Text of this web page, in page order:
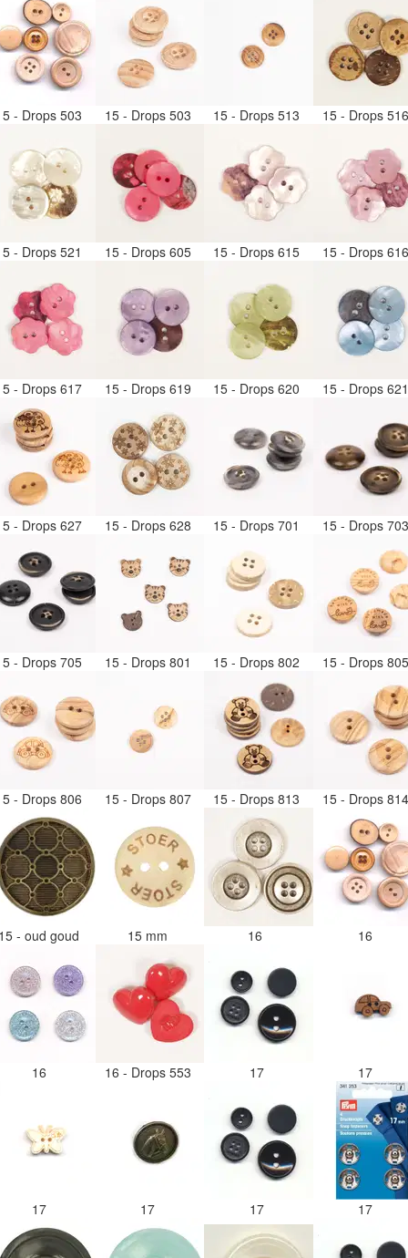
- Drops 503 15 - Drops 503 15 - Drops 513 15 - Drops
- Drops 521 15 - Drops 605 15 - Drops 615 15 - Drops
- Drops 617 15 - Drops 619 15 - Drops 620 15 - Drops
- Drops 627 15 - Drops 628 15 - Drops 701 15 - Drops
- Drops 705 15 - Drops 801 15 - Drops 802 15 - Drops
- Drops 806 15 - Drops 807 15 - Drops 813 15 - Drops
- oud goud 15 mm 16 16
16 16 - Drops 553 17 17
17 17 17 17